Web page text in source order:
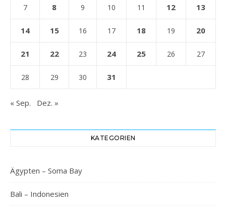
7 8 9 10 11 12 13
14 15 16 17 18 19 20
21 22 23 24 25 26 27
28 29 30 31
« Sep. Dez. »
KATEGORIEN
Ägypten – Soma Bay
Bali – Indonesien